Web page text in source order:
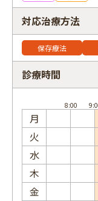
対応治療方法
保存療法
診療時間
月
火
水
木
金